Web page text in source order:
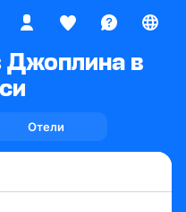
Джоплина в
Отели